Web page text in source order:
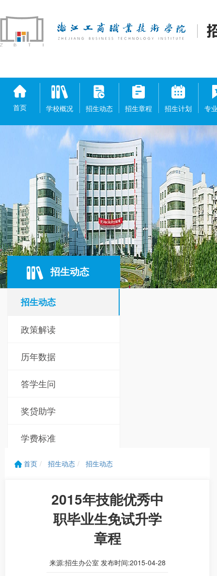
首页 学校概况 招生动态 招生章程 招生计划 专
招生动态
招生动态
政策解读
历年数据
答学生问
奖贷助学
学费标准
新生奖学金
首页 招生动态 招生动态
2015年技能优秀中
职毕业生免试升学
章程
来源:招生办公室 发布时间:2015-04-28